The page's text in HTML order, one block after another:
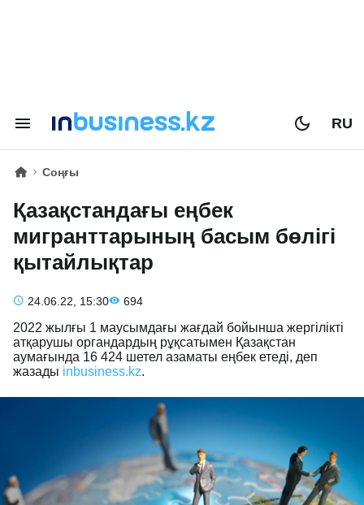
RU
Соңғы
Қазақстандағы еңбек
мигранттарының басым бөлігі
қытайлықтар
24.06.22, 15:30 694
2022 жылғы 1 маусымдағы жағдай бойынша жергілікті
атқарушы органдардың рұқсатымен Қазақстан
аумағында 16 424 шетел азаматы еңбек етеді, деп
жазады inbusiness.kz.